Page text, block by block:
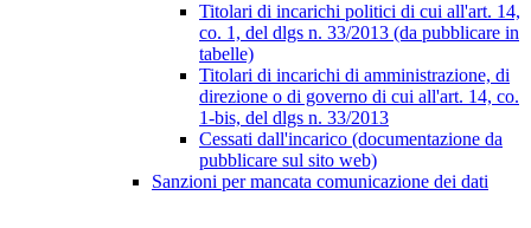
Titolari di incarichi politici di cui all'art. 14,
co. 1, del dlgs n. 33/2013 (da pubblicare in
tabelle)
Titolari di incarichi di amministrazione, di
direzione o di governo di cui all'art. 14, co.
1-bis, del dlgs n. 33/2013
Cessati dall'incarico (documentazione da
pubblicare sul sito web)
Sanzioni per mancata comunicazione dei dati